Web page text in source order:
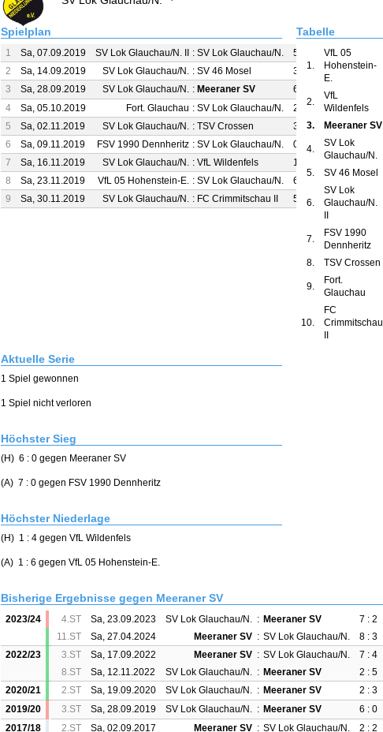
Spielplan
1 Sa, 07.09.2019 SV Lok Glauchau/N. II : SV Lok Glauchau/N.
5 : 11
2
Sa, 14.09.2019 SV Lok Glauchau/N. : SV 46 Mosel
3 : 2
3
Sa, 28.09.2019 SV Lok Glauchau/N. : Meeraner SV
6 : 0
4
Sa, 05.10.2019 Fort. Glauchau : SV Lok Glauchau/N.
2 : 4
5
Sa, 02.11.2019 SV Lok Glauchau/N. : TSV Crossen
3 : 4
6
Sa, 09.11.2019 FSV 1990 Dennheritz : SV Lok Glauchau/N.
0 : 7
7
Sa, 16.11.2019 SV Lok Glauchau/N. : VfL Wildenfels
1 : 4
8
Sa, 23.11.2019 VfL 05 Hohenstein-E. : SV Lok Glauchau/N.
6 : 1
9
Sa, 30.11.2019 SV Lok Glauchau/N. : FC Crimmitschau II 5 : 2
Tabelle
1.
VfL 05
Hohenstein-
E.
2.
VfL
Wildenfels
3. Meeraner SV
4.
SV Lok
Glauchau/N.
5. SV 46 Mosel
6.
SV Lok
Glauchau/N.
7.
FSV 1990
Dennheritz
8. TSV Crossen
9.
Fort.
Glauchau
10.
FC
Crimmitschau
Aktuelle Serie
1 Spiel gewonnen
1 Spiel nicht verloren
Höchster Sieg
(H) 6 : 0 gegen Meeraner SV
(A) 7 : 0 gegen FSV 1990 Dennheritz
Höchster Niederlage
(H) 1 : 4 gegen VfL Wildenfels
(A) 1 : 6 gegen VfL 05 Hohenstein-E.
Bisherige Ergebnisse gegen Meeraner SV
2023/24 4.ST Sa, 23.09.2023 SV Lok Glauchau/N. : Meeraner SV
7 : 2
11.ST
Sa, 27.04.2024 Meeraner SV : SV Lok Glauchau/N.
8 : 3
2022/23
3.ST Sa, 17.09.2022 Meeraner SV : SV Lok Glauchau/N.
7 : 4
8.ST
Sa, 12.11.2022 SV Lok Glauchau/N. : Meeraner SV
2 : 5
2020/21
2.ST Sa, 19.09.2020 SV Lok Glauchau/N. : Meeraner SV
2 : 3
2019/20
3.ST Sa, 28.09.2019 SV Lok Glauchau/N. : Meeraner SV
6 : 0
2017/18
2.ST Sa, 02.09.2017 Meeraner SV : SV Lok Glauchau/N. 2 : 2